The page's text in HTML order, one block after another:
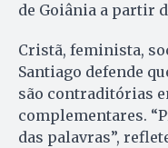
de Goiânia a partir
Cristã, feminista,
Santiago defende
são contraditórias
complementares.
das palavras”,